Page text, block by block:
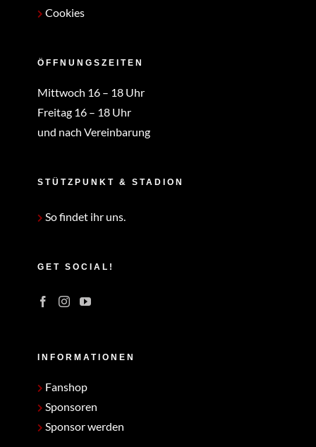
Cookies
ÖFFNUNGSZEITEN
Mittwoch 16 – 18 Uhr
Freitag 16 – 18 Uhr
und nach Vereinbarung
STÜTZPUNKT & STADION
So findet ihr uns.
GET SOCIAL!
INFORMATIONEN
Fanshop
Sponsoren
Sponsor werden